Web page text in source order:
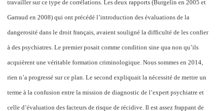
travailler sur ce type de corrélations. Les deux rapports (Burgelin en 2005 et
Garraud en 2008) qui ont précédé l’introduction des évaluations de la
dangerosité dans le droit français, avaient souligné la difficulté de les confier
à des psychiatres. Le premier posait comme condition sine qua non qu’ils
acquièrent une véritable formation criminologique. Nous sommes en 2014,
rien n’a progressé sur ce plan. Le second expliquait la nécessité de mettre un
terme à la confusion entre la mission de diagnostic de l’expert psychiatre et
celle d’évaluation des facteurs de risque de récidive. Il est assez frappant de